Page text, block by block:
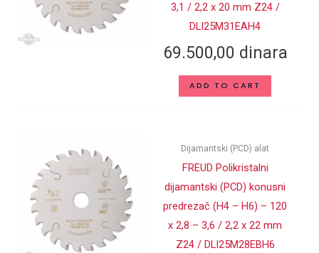
3,1 / 2,2 x 20 mm Z24 /
DLI25M31EAH4
69.500,00 dinara
ADD TO CART
Dijamantski (PCD) alat
FREUD Polikristalni
dijamantski (PCD) konusni
predrezač (H4 – H6) – 120
x 2,8 – 3,6 / 2,2 x 22 mm
Z24 / DLI25M28EBH6